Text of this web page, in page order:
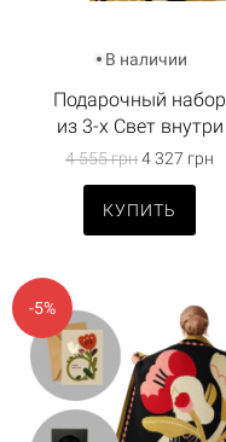
В наличии
Подарочный набор
из 3-х Свет внутри
4 555 грн4 327 грн
КУПИТЬ
-5%